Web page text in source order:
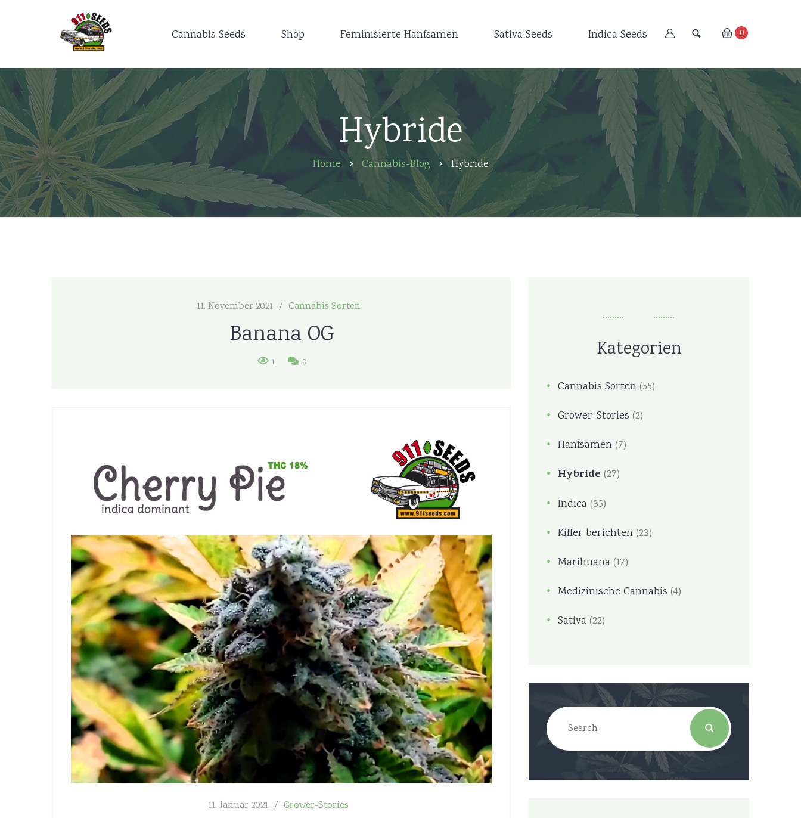
0
Cannabis Seeds Shop Feminisierte Hanfsamen Sativa Seeds Indica Seeds
Hybride
Home Cannabis-Blog Hybride
11. November 2021 Cannabis Sorten
Banana OG
1 0
11. Januar 2021 Grower-Stories
Kategorien
Cannabis Sorten(55)
Grower-Stories (2)
Hanfsamen(7)
Hybride (27)
Indica (35)
Kiffer berichten(23)
Marihuana (17)
Medizinische Cannabis (4)
Sativa (22)